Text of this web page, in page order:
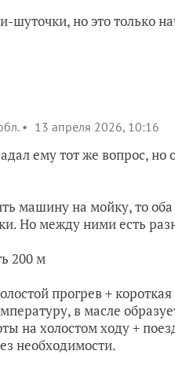
шуточки, но это только
13 апреля 2026, 10:16
ему тот же вопрос, но
машину на мойку, то оба
Но между ними есть
200 м
прогрев +
в масле
на холостом ходу +
необходимости.